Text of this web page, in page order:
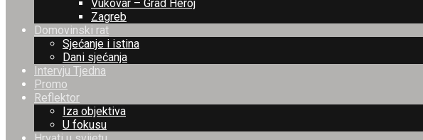
Vukovar – Grad Heroj
Zagreb
Domovinski rat
Sjećanje i istina
Dani sjećanja
Intervju Tjedna
Promo
Reflektor
Iza objektiva
U fokusu